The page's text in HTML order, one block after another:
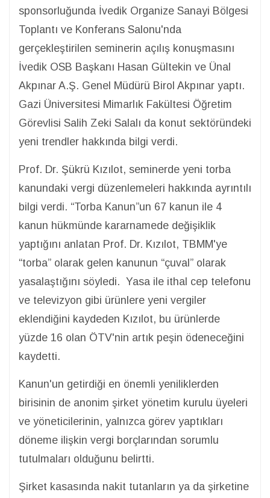
sponsorluğunda İvedik Organize Sanayi Bölgesi
Toplantı ve Konferans Salonu'nda
gerçekleştirilen seminerin açılış konuşmasını
İvedik OSB Başkanı Hasan Gültekin ve Ünal
Akpınar A.Ş. Genel Müdürü Birol Akpınar yaptı.
Gazi Üniversitesi Mimarlık Fakültesi Öğretim
Görevlisi Salih Zeki Salalı da konut sektöründeki
yeni trendler hakkında bilgi verdi.
Prof. Dr. Şükrü Kızılot, seminerde yeni torba
kanundaki vergi düzenlemeleri hakkında ayrıntılı
bilgi verdi. “Torba Kanun”un 67 kanun ile 4
kanun hükmünde kararnamede değişiklik
yaptığını anlatan Prof. Dr. Kızılot, TBMM'ye
“torba” olarak gelen kanunun “çuval” olarak
yasalaştığını söyledi. Yasa ile ithal cep telefonu
ve televizyon gibi ürünlere yeni vergiler
eklendiğini kaydeden Kızılot, bu ürünlerde
yüzde 16 olan ÖTV'nin artık peşin ödeneceğini
kaydetti.
Kanun'un getirdiği en önemli yeniliklerden
birisinin de anonim şirket yönetim kurulu üyeleri
ve yöneticilerinin, yalnızca görev yaptıkları
döneme ilişkin vergi borçlarından sorumlu
tutulmaları olduğunu belirtti.
Şirket kasasında nakit tutanların ya da şirketine